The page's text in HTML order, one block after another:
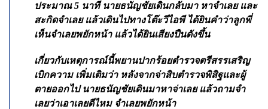
ประมาณ 5 นาที นายธนัญชัยเดินกลับมา หาจําเลย และ
สะกิดจําเลย แล้วเดินไปทางโต๊ะวีไอพี ได้ยินคําว่าลูกพี่
เห็นจําเลยพยักหน้า แล้วได้ยินเสียงปืนดังขึ้น
เกี่ยวกับเหตุการณ์นี้พยานปากร้อยตํารวจตรีสรรเสริญ
เบิกความ เพิ่มเติมว่า หลังจากจ่าสิบตํารวจพิสิฐและผู้
ตายออกไป นายธนัญชัยเดินมาหาจ่าเลย แล้วถามจํา
เลยว่าเอาเลยดีไหม จําเลยพยักหน้า